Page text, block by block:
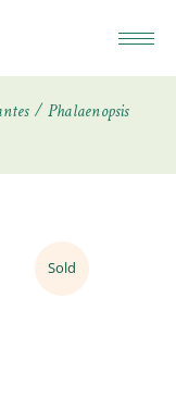
Phalaenopsis
Sold